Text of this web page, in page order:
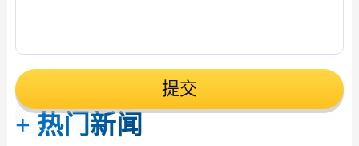
提交
+ 热门新闻